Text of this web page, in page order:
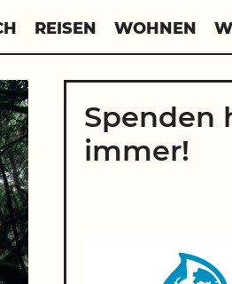
REISEN WOHNEN
Spenden
immer!